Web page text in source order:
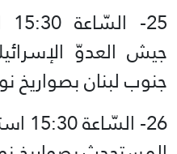
جيش العدوّ
جنوب لبنان بصواريخ
26-